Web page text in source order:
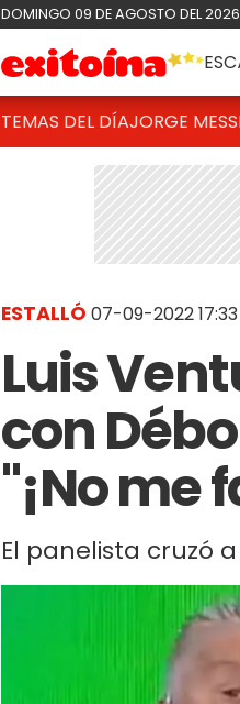
DOMINGO 09 DE AGOSTO DEL 2026
TEMAS DEL DÍAJORGE
ESTALLÓ 07-09-2022 17:33
Luis
con
"¡No me
El panelista cruzó